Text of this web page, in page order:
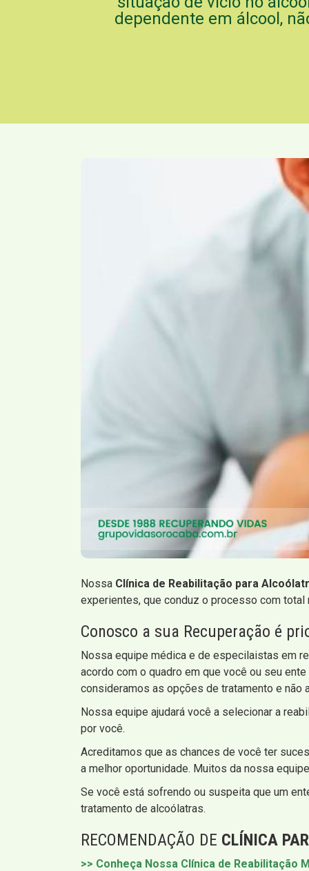
dependente em álcool,
Nossa Clínica de Reabilitação para
experientes, que conduz o processo com
Conosco a sua Recuperação é
Nossa equipe médica e de especilaistas em
acordo com o quadro em que você ou seu
consideramos as opções de tratamento e não
Nossa equipe ajudará você a selecionar a
por você.
Acreditamos que as chances de você ter
a melhor oportunidade. Muitos da nossa
Se você está sofrendo ou suspeita que um
tratamento de alcoólatras.
RECOMENDAÇÃO DE CLÍNICA
>> Conheça Nossa Clínica de Reabilitação